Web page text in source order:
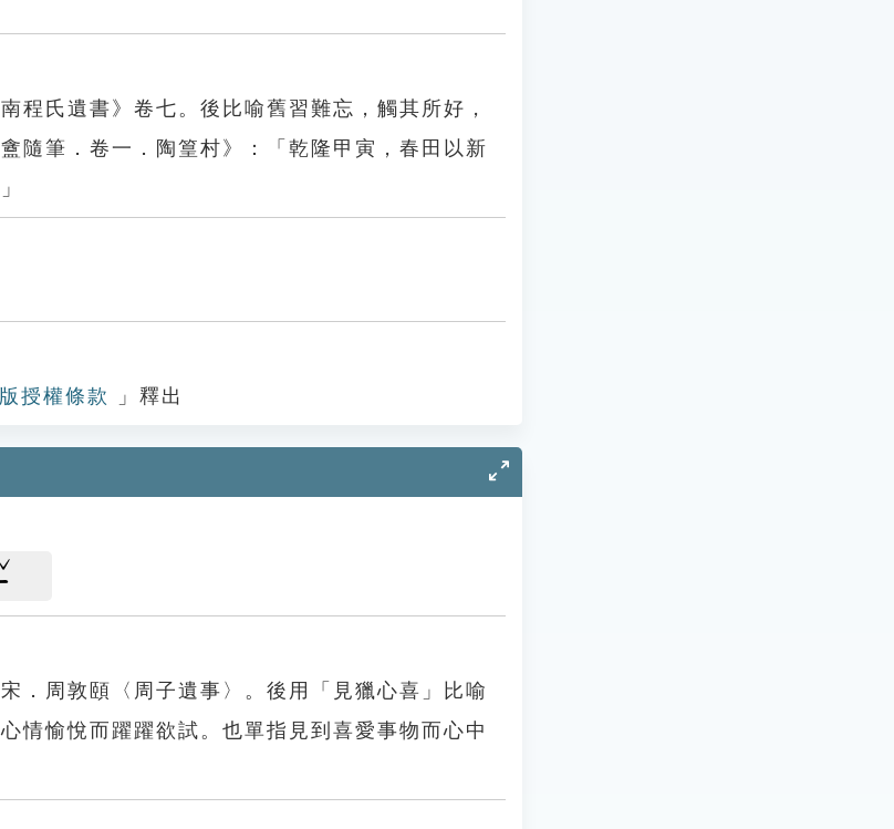
程氏遺書》卷七。後比喻舊習難忘，觸其所好，
隨筆．卷一．陶篁村》：「乾隆甲寅，春田以新
授權條款 」釋出
．周敦頤〈周子遺事〉。後用「見獵心喜」比喻
情愉悅而躍躍欲試。也單指見到喜愛事物而心中